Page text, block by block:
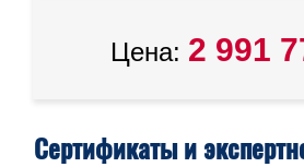
Цена: 2 991
Сертификаты и